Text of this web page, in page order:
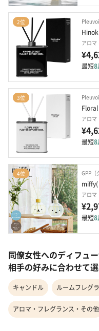
2位
アロマ
最短8
3位
アロマ
最短8
4位 GPP（
miffy(
アロマ
最短8
同僚女性へのディフュ
相手の好みに合わせて
キャンドル ルームフレグ
アロマ・フレグランス・その他